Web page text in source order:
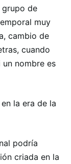
de
muy
cambio de
cuando
nombre es
la era de la
podría
criada en la